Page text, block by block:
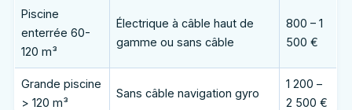
Piscine
enterrée 60-
120 m³
Électrique à câble haut de
gamme ou sans câble
800 – 1
500 €
Grande piscine
> 120 m³
Sans câble navigation gyro
1 200 –
2 500 €